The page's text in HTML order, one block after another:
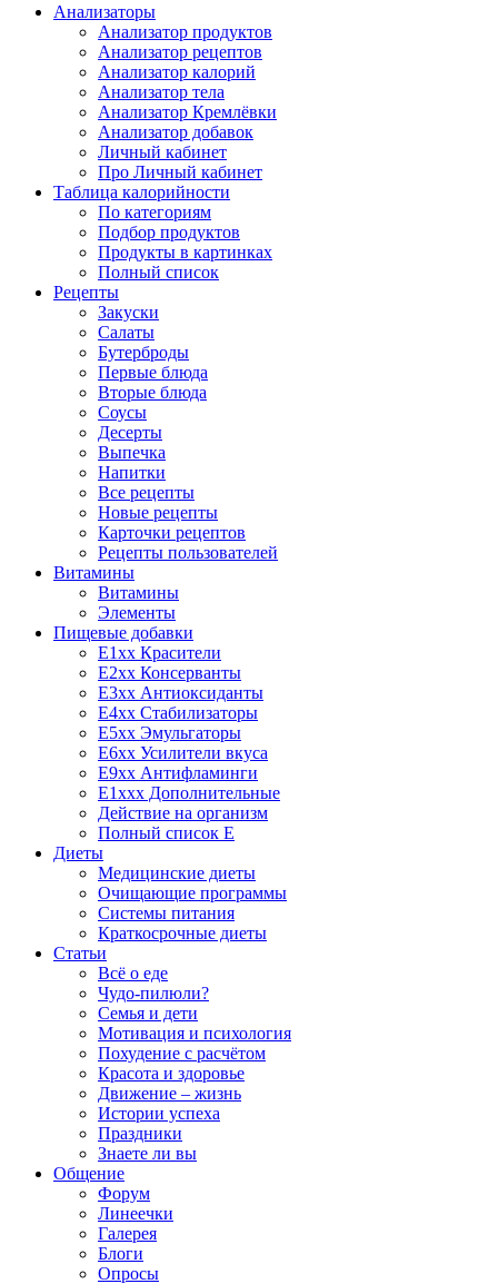
Анализаторы
Анализатор продуктов
Анализатор рецептов
Анализатор калорий
Анализатор тела
Анализатор Кремлёвки
Анализатор добавок
Личный кабинет
Про Личный кабинет
Таблица калорийности
По категориям
Подбор продуктов
Продукты в картинках
Полный список
Рецепты
Закуски
Салаты
Бутерброды
Первые блюда
Вторые блюда
Соусы
Десерты
Выпечка
Напитки
Все рецепты
Новые рецепты
Карточки рецептов
Рецепты пользователей
Витамины
Витамины
Элементы
Пищевые добавки
E1xx Красители
E2xx Консерванты
E3xx Антиоксиданты
E4xx Стабилизаторы
E5xx Эмульгаторы
E6xx Усилители вкуса
E9xx Антифламинги
E1xxx Дополнительные
Действие на организм
Полный список E
Диеты
Медицинские диеты
Очищающие программы
Системы питания
Краткосрочные диеты
Статьи
Всё о еде
Чудо-пилюли?
Семья и дети
Мотивация и психология
Похудение с расчётом
Красота и здоровье
Движение – жизнь
Истории успеха
Праздники
Знаете ли вы
Общение
Форум
Линеечки
Галерея
Блоги
Опросы